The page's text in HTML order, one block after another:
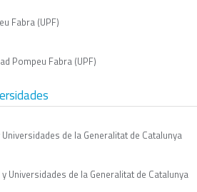
Fabra (UPF)
Pompeu Fabra (UPF)
de la Generalitat de Catalunya
Universidades de la Generalitat de Catalunya